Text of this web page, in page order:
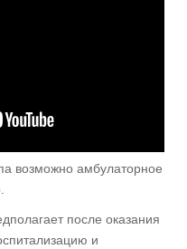
возможно амбулаторное
после оказания
и